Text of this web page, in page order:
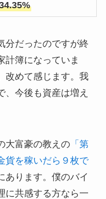
分だったのですが終
計簿になっていま
改めて感じます。我
、今後も資産は増え
大富豪の教えの「第
貨を稼いだら９枚で
あります。僕のバイ
に共感する方なら一